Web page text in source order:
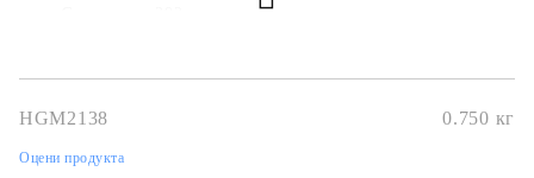
Дата на издаване:
Жанр:Boys Love, Drama, Horror, Erotica
HGM2138 0.750 кг
Оцени продукта